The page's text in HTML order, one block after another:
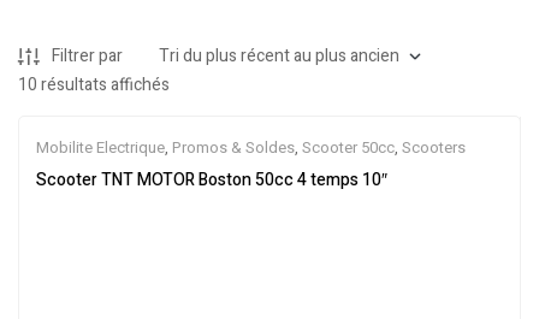
Filtrer par
10 résultats affichés
Mobilite Electrique, Promos & Soldes, Scooter 50cc, Scooters
Scooter TNT MOTOR Boston 50cc 4 temps 10″